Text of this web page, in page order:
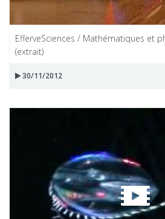
EfferveSciences / Mathématiques et
(extrait)
30/11/2012